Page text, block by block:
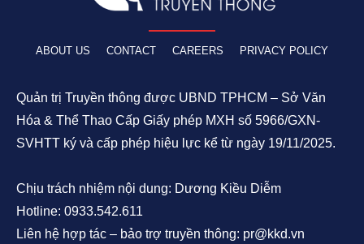
ABOUT US CONTACT CAREERS PRIVACY POLICY
Quản trị Truyền thông được UBND TPHCM – Sở Văn
Hóa & Thể Thao Cấp Giấy phép MXH số 5966/GXN-
SVHTT ký và cấp phép hiệu lực kể từ ngày 19/11/2025.
Chịu trách nhiệm nội dung: Dương Kiều Diễm
Hotline: 0933.542.611
Liên hệ hợp tác – bảo trợ truyền thông: pr@kkd.vn